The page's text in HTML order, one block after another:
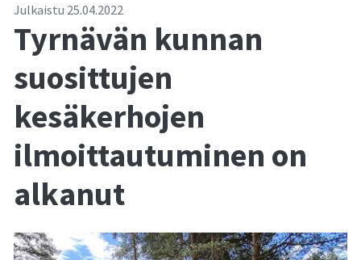
Julkaistu 25.04.2022
Tyrnävän kunnan
suosittujen
kesäkerhojen
ilmoittautuminen on
alkanut